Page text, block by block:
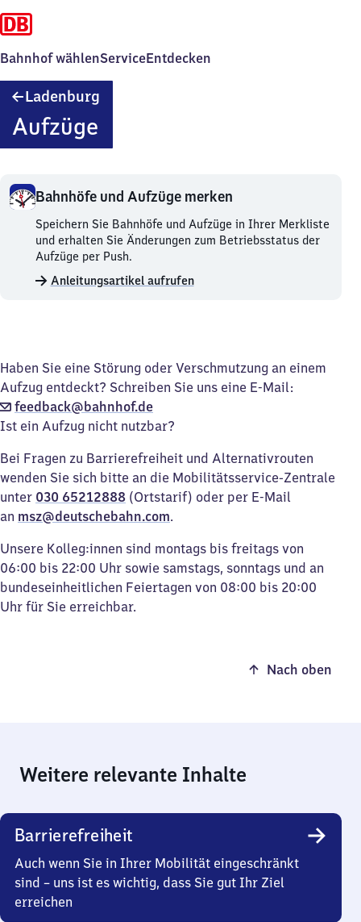
Bahnhof wählenServiceEntdecken
Ladenburg
Aufzüge
Bahnhöfe und Aufzüge merken
Bahnhöfe
und
Aufzüge
merken.
Speichern Sie Bahnhöfe und Aufzüge in Ihrer Merkliste
und erhalten Sie Änderungen zum Betriebsstatus der
Aufzüge per Push.
Anleitungsartikel aufrufen
Haben Sie eine Störung oder Verschmutzung an einem
Aufzug entdeckt? Schreiben Sie uns eine E-Mail:
feedback@bahnhof.de
Ist ein Aufzug nicht nutzbar?
Bei Fragen zu Barrierefreiheit und Alternativrouten
wenden Sie sich bitte an die Mobilitätsservice-Zentrale
unter 030 65212888 (Ortstarif) oder per E-Mail
an msz@deutschebahn.com.
Unsere Kolleg:innen sind montags bis freitags von
06:00 bis 22:00 Uhr sowie samstags, sonntags und an
bundeseinheitlichen Feiertagen von 08:00 bis 20:00
Uhr für Sie erreichbar.
Nach oben
Weitere relevante Inhalte
Barrierefreiheit
Auch wenn Sie in Ihrer Mobilität eingeschränkt
sind – uns ist es wichtig, dass Sie gut Ihr Ziel
erreichen